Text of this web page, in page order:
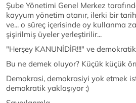
Şube Yönetimi Genel Merkez
kayyum yönetim atanır, ilerki bir
ve... o süreç içerisinde oy kullanma
şişirilmiş üyeler yerleştirilir...
"Herşey KANUNİDİR!!!" ve demokratik
Bu ne demek oluyor? Küçük küçük
Demokrasi, demokrasiyi yok etmek
demokratik yaklaşıyor ;)